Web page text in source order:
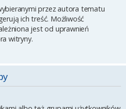
przez autora tematu
ich treść. Możliwość
jest od uprawnień
witryny.